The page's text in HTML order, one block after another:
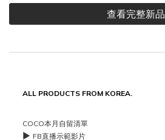
查看完整新品
ALL PRODUCTS FROM KOREA.
COCO本月自留清單
▶️ FB直播示範影片